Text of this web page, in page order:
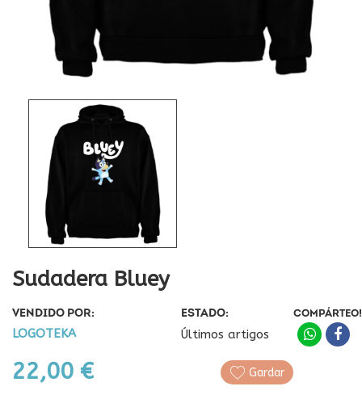
Sudadera Bluey
VENDIDO POR:
LOGOTEKA
ESTADO:
Últimos artigos
22,00 €
COMPÁRTEO!
Gardar